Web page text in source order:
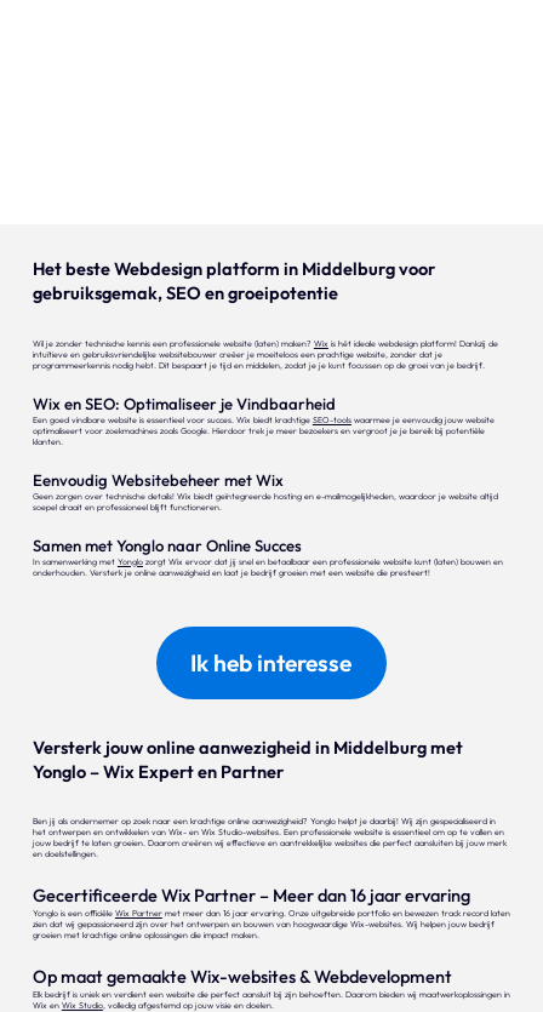
Het beste Webdesign platform in Middelburg voor
gebruiksgemak, SEO en groeipotentie
Wil je zonder technische kennis een professionele website (laten) maken? Wix is hét ideale webdesign platform! Dankzij de
intuïtieve en gebruiksvriendelijke websitebouwer creëer je moeiteloos een prachtige website, zonder dat je
programmeerkennis nodig hebt. Dit bespaart je tijd en middelen, zodat je je kunt focussen op de groei van je bedrijf.
Wix en SEO: Optimaliseer je Vindbaarheid
Een goed vindbare website is essentieel voor succes. Wix biedt krachtige SEO-toolswaarmee je eenvoudig jouw website
optimaliseert voor zoekmachines zoals Google. Hierdoor trek je meer bezoekers en vergroot je je bereik bij potentiële
klanten.
Eenvoudig Websitebeheer met Wix
Geen zorgen over technische details! Wix biedt geïntegreerde hosting en e-mailmogelijkheden, waardoor je website altijd
soepel draait en professioneel blijft functioneren.
Samen met Yonglo naar Online Succes
In samenwerking met Yonglozorgt Wix ervoor dat jij snel en betaalbaar een professionele website kunt (laten) bouwen en
onderhouden. Versterk je online aanwezigheid en laat je bedrijf groeien met een website die presteert!
Ik heb interesse
Versterk jouw online aanwezigheid in Middelburg met
Yonglo – Wix Expert en Partner
Ben jij als ondernemer op zoek naar een krachtige online aanwezigheid? Yonglo helpt je daarbij! Wij zijn gespecialiseerd in
het ontwerpen en ontwikkelen van Wix- en Wix Studio-websites. Een professionele website is essentieel om op te vallen en
jouw bedrijf te laten groeien. Daarom creëren wij effectieve en aantrekkelijke websites die perfect aansluiten bij jouw merk
en doelstellingen.
Gecertificeerde Wix Partner – Meer dan 16 jaar ervaring
Yonglo is een officiële Wix Partnermet meer dan 16 jaar ervaring. Onze uitgebreide portfolio en bewezen track record laten
zien dat wij gepassioneerd zijn over het ontwerpen en bouwen van hoogwaardige Wix-websites. Wij helpen jouw bedrijf
groeien met krachtige online oplossingen die impact maken.
Op maat gemaakte Wix-websites & Webdevelopment
Elk bedrijf is uniek en verdient een website die perfect aansluit bij zijn behoeften. Daarom bieden wij maatwerkoplossingen in
Wix en Wix Studio, volledig afgestemd op jouw visie en doelen.
Websites
Projecten